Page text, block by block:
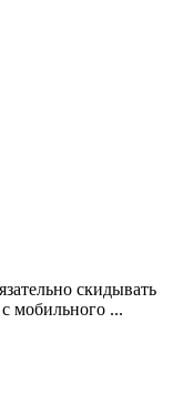
скидывать
мобильного ...